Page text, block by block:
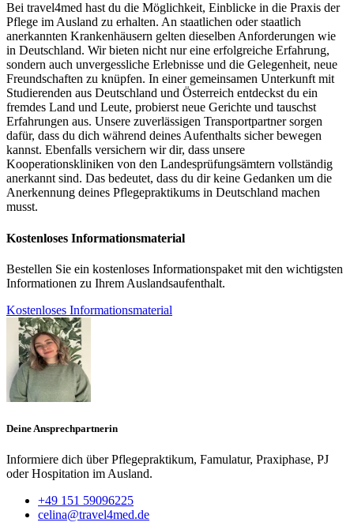
Bei travel4med hast du die Möglichkeit, Einblicke in die Praxis der
Pflege im Ausland zu erhalten. An staatlichen oder staatlich
anerkannten Krankenhäusern gelten dieselben Anforderungen wie
in Deutschland. Wir bieten nicht nur eine erfolgreiche Erfahrung,
sondern auch unvergessliche Erlebnisse und die Gelegenheit, neue
Freundschaften zu knüpfen. In einer gemeinsamen Unterkunft mit
Studierenden aus Deutschland und Österreich entdeckst du ein
fremdes Land und Leute, probierst neue Gerichte und tauschst
Erfahrungen aus. Unsere zuverlässigen Transportpartner sorgen
dafür, dass du dich während deines Aufenthalts sicher bewegen
kannst. Ebenfalls versichern wir dir, dass unsere
Kooperationskliniken von den Landesprüfungsämtern vollständig
anerkannt sind. Das bedeutet, dass du dir keine Gedanken um die
Anerkennung deines Pflegepraktikums in Deutschland machen
musst.
Kostenloses Informationsmaterial
Bestellen Sie ein kostenloses Informationspaket mit den wichtigsten
Informationen zu Ihrem Auslandsaufenthalt.
Kostenloses Informationsmaterial
Deine Ansprechpartnerin
Informiere dich über Pflegepraktikum, Famulatur, Praxiphase, PJ
oder Hospitation im Ausland.
+49 151 59096225
celina@travel4med.de